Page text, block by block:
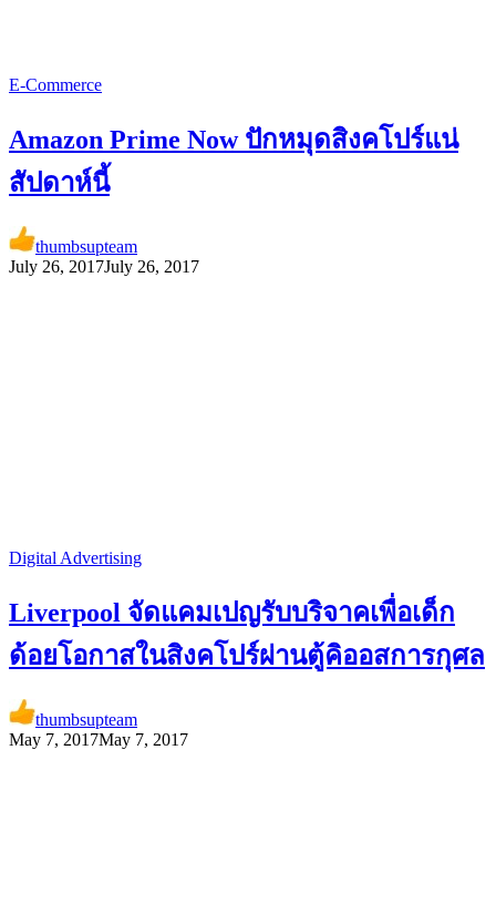
E-Commerce
Amazon Prime Now ปักหมุดสิงคโปร์แน่
สัปดาห์นี้
thumbsupteam
July 26, 2017July 26, 2017
Digital Advertising
Liverpool จัดแคมเปญรับบริจาคเพื่อเด็ก
ด้อยโอกาสในสิงคโปร์ผ่านตู้คิออสการกุศล
thumbsupteam
May 7, 2017May 7, 2017